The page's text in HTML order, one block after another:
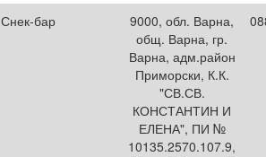
Снек-бар
9000, обл. Варна,
общ. Варна, гр.
Варна, адм.район
Приморски, К.К.
"СВ.СВ.
КОНСТАНТИН И
ЕЛЕНА", ПИ №
10135.2570.107.9,